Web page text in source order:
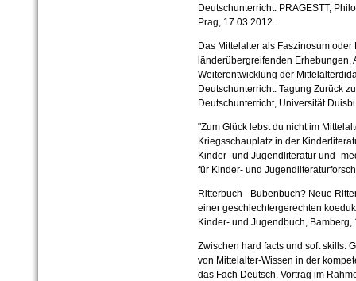
Deutschunterricht. PRAGESTT,
Prag, 17.03.2012.
Das Mittelalter als Faszinosum
länderübergreifenden Erhebungen,
Weiterentwicklung der
Deutschunterricht. Tagung Zurück
Deutschunterricht, Universität
"Zum Glück lebst du nicht im
Kriegsschauplatz in der
Kinder- und Jugendliteratur und -
für Kinder- und
Ritterbuch - Bubenbuch? Neue
einer geschlechtergerechten
Kinder- und Jugendbuch, Bamberg,
Zwischen hard facts und soft skills:
von Mittelalter-Wissen in der
das Fach Deutsch. Vortrag im